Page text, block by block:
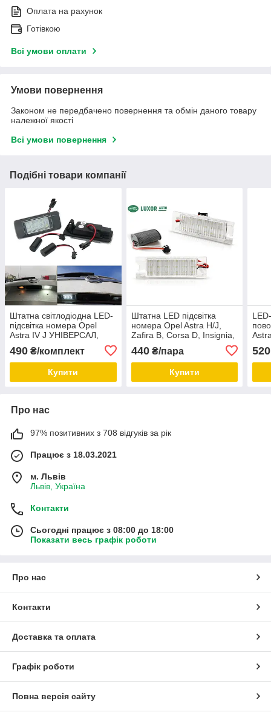
Оплата на рахунок
Готівкою
Всі умови оплати
Умови повернення
Законом не передбачено повернення та обмін даного товару
належної якості
Всі умови повернення
Подібні товари компанії
Штатна світлодіодна LED-
підсвітка номера Opel
Astra IV J УНІВЕРСАЛ,
490 ₴/комплект
Купити
Штатна LED підсвітка
номера Opel Astra H/J,
Zafira B, Corsa D, Insignia,
440₴/пара
Купити
520
Про нас
97% позитивних з 708 відгуків за рік
Працює з 18.03.2021
м. Львів
Львів, Україна
Контакти
Сьогодні працює з 08:00 до 18:00
Показати весь графік роботи
Про нас
Контакти
Доставка та оплата
Графік роботи
Повна версія сайту